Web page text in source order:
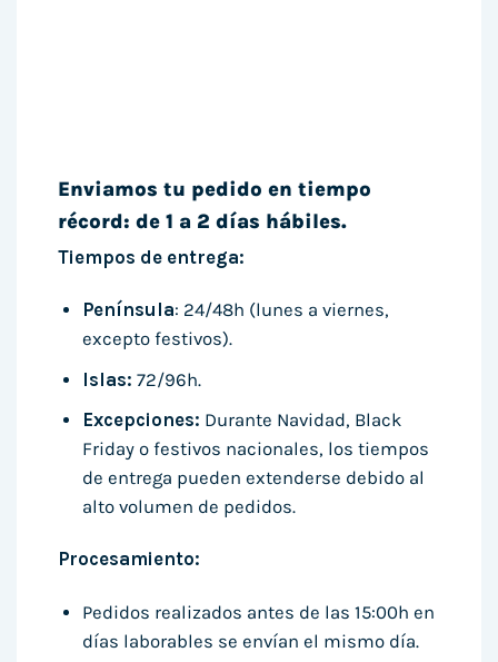
Enviamos tu pedido en tiempo
récord: de 1 a 2 días hábiles.
Tiempos de entrega:
Península: 24/48h (lunes a viernes,
excepto festivos).
Islas: 72/96h.
Excepciones: Durante Navidad, Black
Friday o festivos nacionales, los tiempos
de entrega pueden extenderse debido al
alto volumen de pedidos.
Procesamiento:
Pedidos realizados antes de las 15:00h en
días laborables se envían el mismo día.